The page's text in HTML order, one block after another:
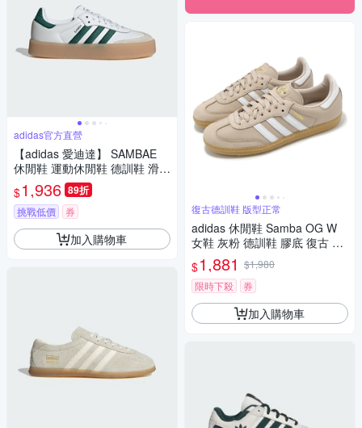
adidas官方直營
【adidas 愛迪達】 SAMBAE
休閒鞋 運動休閒鞋 德訓鞋 滑板
復古 女鞋 - Originals ID0440
$1,936 89折
挑戰低價 券
加入購物車
復古德訓鞋 版型正常
adidas 休閒鞋 Samba OG W
女鞋 灰粉 德訓鞋 膠底 復古 愛
迪達 IE6523
$1,881 $1,980
限時下殺
券
加入購物車